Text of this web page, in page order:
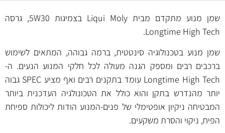
שמן מנוע מתקדם מבית Liqui Moly בצמיגות 5W30, גרסה
Longtime High Tech.
שמן מנוע בטכנולוגיה סינטטית, ברמה גבוהה, המתאים לשימוש
ברכבים רבים ומספק הגנה מעולה לכל חלקי המנוע הנעים. ה-
Longtime High Tech עומד בתקנים רבים ואף מציע SPEC גבוה
יותר מהנדרש בתקן והוא כולל את הטכונולגיה העדכנית ביותר
המבטיחה ניקיון אופטימלי של פנים-המנוע הודות ליכולות ספיחת
הפיח, ניקוי והסרת משקעים.